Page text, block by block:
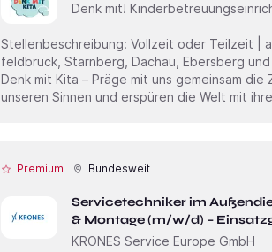
Denk mit!
Stellenbeschreibung: Vollzeit oder Teilzeit | ab sofort oder später Denk mit Kita – München, Fürsten­
feld­bruck, Starnberg, Dachau, Ebersberg und Nürnberg Wir suchen dich als
Denk mit Kita – Präge mit uns gemeinsam die Zukunft Bei Denk mit Kita erleben wir
unseren Sinnen und erspüren die Welt mit
Premium Bundesweit
Servicetechniker im
& Montage (m/w/d) –
KRONES Service Europe GmbH